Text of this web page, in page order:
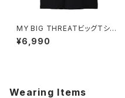
MY BIG THREATビッグTシャ
ツ 1014-230221073
¥6,990
Wearing Items